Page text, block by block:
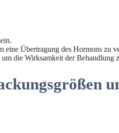
eine Übertragung des Hormons zu
die Wirksamkeit der Behandlung